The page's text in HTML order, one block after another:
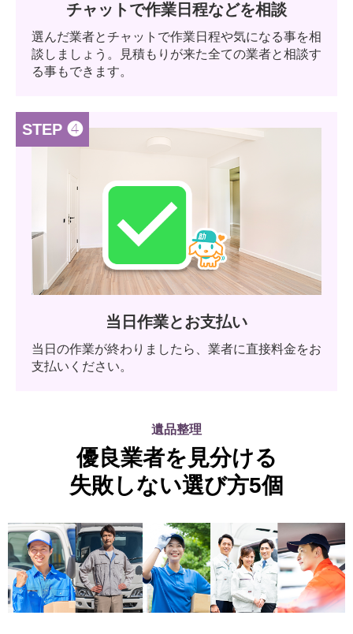
チャットで作業日程などを相談
選んだ業者とチャットで作業日程や気になる事を相
談しましょう。見積もりが来た全ての業者と相談す
る事もできます。
STEP ❹
当日作業とお支払い
当日の作業が終わりましたら、業者に直接料金をお
支払いください。
遺品整理
優良業者を見分ける
失敗しない選び方5個